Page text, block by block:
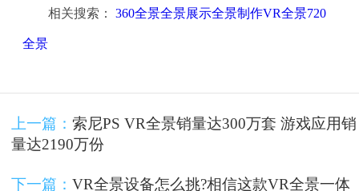
相关搜索： 360全景全景展示全景制作VR全景720
全景
上一篇： 索尼PS VR全景销量达300万套 游戏应用销
量达2190万份
下一篇： VR全景设备怎么挑?相信这款VR全景一体